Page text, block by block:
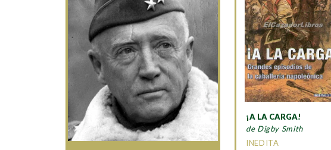
¡A LA CARGA!
de Digby Smith
INEDITA